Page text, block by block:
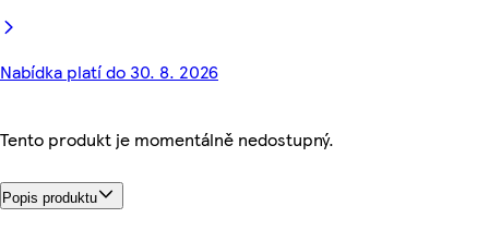
Nabídka platí do 30. 8. 2026
Tento produkt je momentálně nedostupný.
Popis produktu